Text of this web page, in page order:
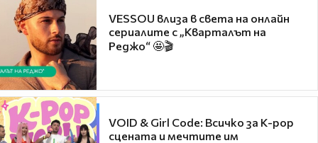
VESSOU влиза в света на онлайн
сериалите с „Кварталът на
Реджо“ 🤩🎬
VOID & Girl Code: Всичко за K-pop
сцената и мечтите им